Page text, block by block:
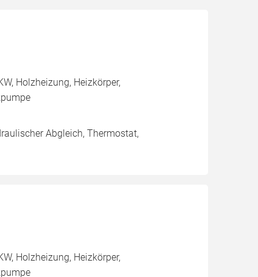
Holzheizung, Heizkörper,
Abgleich, Thermostat,
Holzheizung, Heizkörper,